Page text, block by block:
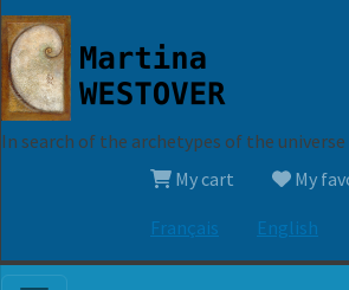
Skip to main content
In search of the archetypes of the universe
User account menu
My cart My
Français
English